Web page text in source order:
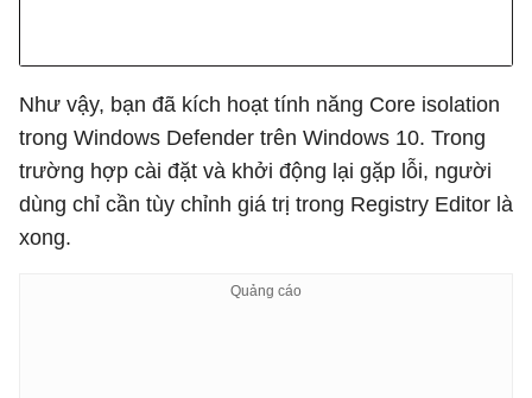
Như vậy, bạn đã kích hoạt tính năng Core isolation
trong Windows Defender trên Windows 10. Trong
trường hợp cài đặt và khởi động lại gặp lỗi, người
dùng chỉ cần tùy chỉnh giá trị trong Registry Editor là
xong.